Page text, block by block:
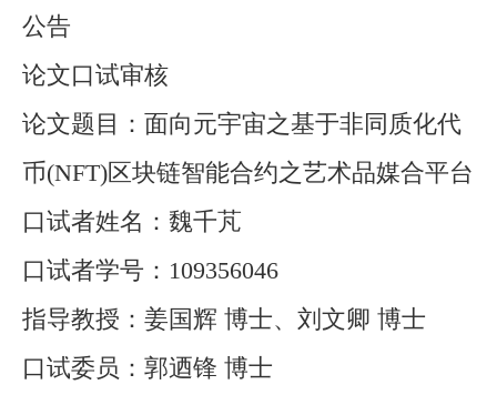
公告
论文口试审核
论文题目：面向元宇宙之基于非同质化代
币(NFT)区块链智能合约之艺术品媒合平台
口试者姓名：魏千芃
口试者学号：109356046
指导教授：姜国辉 博士、刘文卿 博士
口试委员：郭迺锋 博士